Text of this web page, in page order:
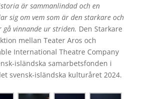
är sammanlindad och en
sig om vem som är den starkare och
gå vinnande ur striden. Den Starkare
mellan Teater Aros och
International Theatre Company
isländska samarbetsfonden i
svensk-isländska kulturåret 2024.